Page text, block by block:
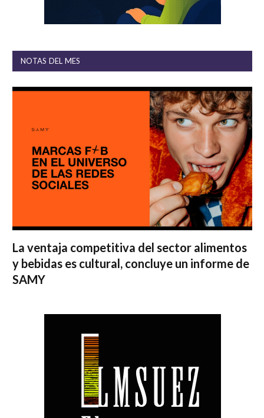
NOTAS DEL MES
La ventaja competitiva del sector alimentos
y bebidas es cultural, concluye un informe de
SAMY